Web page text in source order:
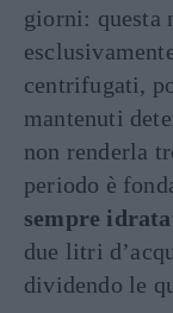
giorni: questa
centrifugati,
mantenuti
non renderla
periodo è
sempre
due litri
dividendo le